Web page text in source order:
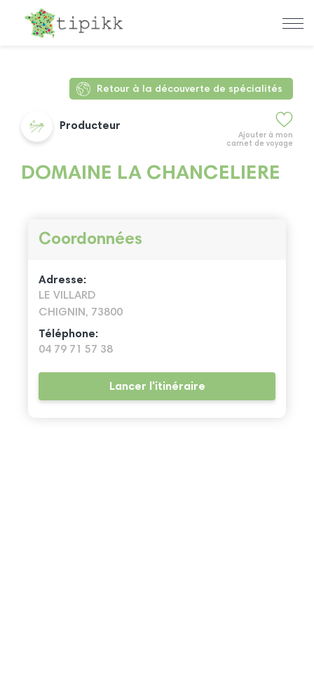
Retour à la découverte de spécialités
Ajouter à mon
carnet de voyage
Producteur
DOMAINE LA CHANCELIERE
Coordonnées
Adresse:
LE VILLARD
CHIGNIN, 73800
Téléphone:
04 79 71 57 38
Lancer l'itinéraire